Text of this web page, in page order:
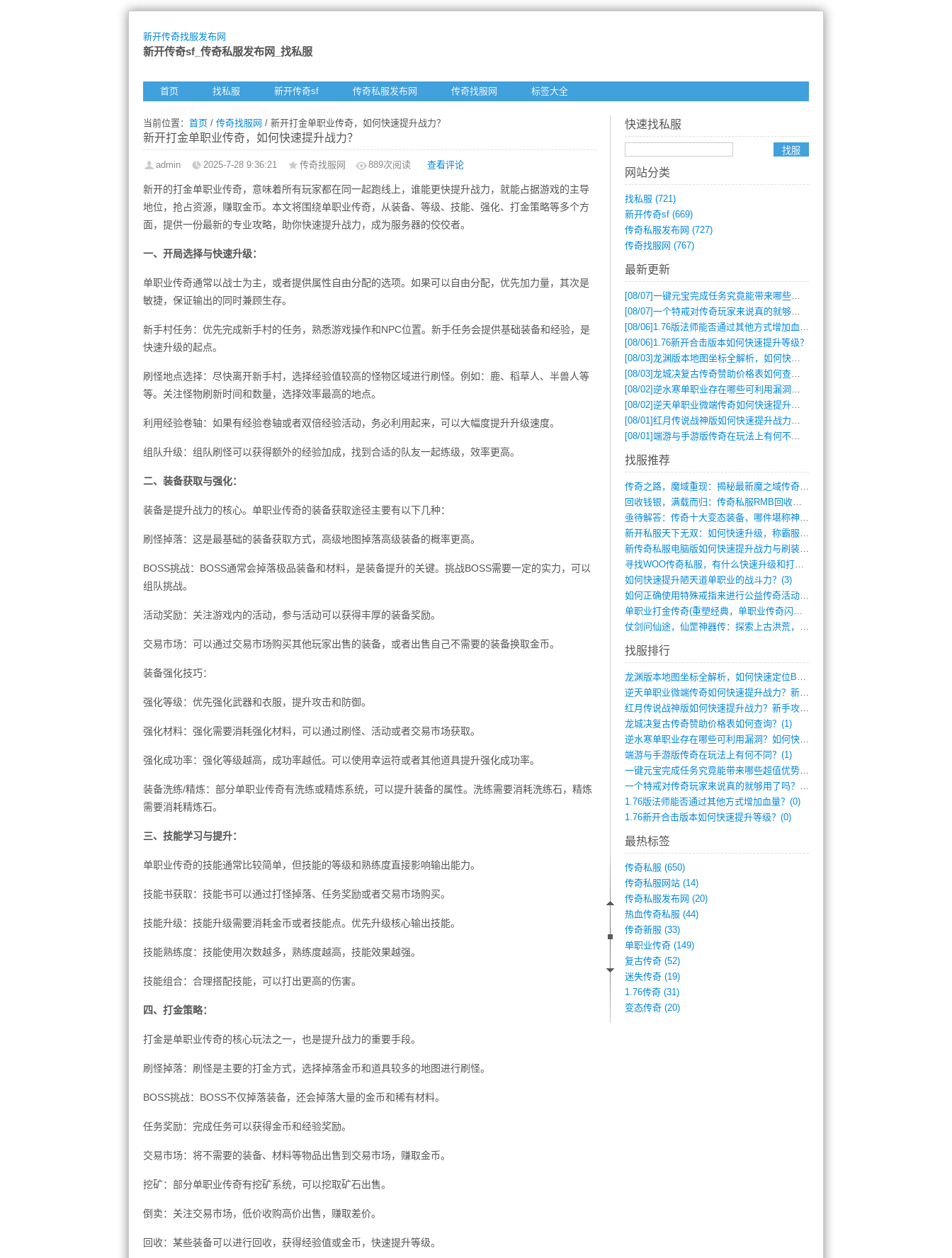
新开传奇找服发布网
新开传奇sf_传奇私服发布网_找私服
首页 找私服 新开传奇sf 传奇私服发布网 传奇找服网
标签大全
当前位置： 首页 / 传奇找服网 / 新开打金单职业传奇，如何快速提升战力？
新开打金单职业传奇，如何快速提升战力？
admin 2025-7-28 9:36:21 传奇找服网 889次阅读 查看评论
新开的打金单职业传奇，意味着所有玩家都在同一起跑线上，谁能更快提升战力，就能占据游戏的主导
地位，抢占资源，赚取金币。本文将围绕单职业传奇，从装备、等级、技能、强化、打金策略等多个方
面，提供一份最新的专业攻略，助你快速提升战力，成为服务器的佼佼者。
一、开局选择与快速升级：
单职业传奇通常以战士为主，或者提供属性自由分配的选项。如果可以自由分配，优先加力量，其次是
敏捷，保证输出的同时兼顾生存。
新手村任务：优先完成新手村的任务，熟悉游戏操作和NPC位置。新手任务会提供基础装备和经验，是
快速升级的起点。
刷怪地点选择：尽快离开新手村，选择经验值较高的怪物区域进行刷怪。例如：鹿、稻草人、半兽人等
等。关注怪物刷新时间和数量，选择效率最高的地点。
利用经验卷轴：如果有经验卷轴或者双倍经验活动，务必利用起来，可以大幅度提升升级速度。
组队升级：组队刷怪可以获得额外的经验加成，找到合适的队友一起练级，效率更高。
二、装备获取与强化：
装备是提升战力的核心。单职业传奇的装备获取途径主要有以下几种：
刷怪掉落：这是最基础的装备获取方式，高级地图掉落高级装备的概率更高。
BOSS挑战：BOSS通常会掉落极品装备和材料，是装备提升的关键。挑战BOSS需要一定的实力，可以
组队挑战。
活动奖励：关注游戏内的活动，参与活动可以获得丰厚的装备奖励。
交易市场：可以通过交易市场购买其他玩家出售的装备，或者出售自己不需要的装备换取金币。
装备强化技巧：
强化等级：优先强化武器和衣服，提升攻击和防御。
强化材料：强化需要消耗强化材料，可以通过刷怪、活动或者交易市场获取。
强化成功率：强化等级越高，成功率越低。可以使用幸运符或者其他道具提升强化成功率。
装备洗练/精炼：部分单职业传奇有洗练或精炼系统，可以提升装备的属性。洗练需要消耗洗练石，精炼
需要消耗精炼石。
三、技能学习与提升：
单职业传奇的技能通常比较简单，但技能的等级和熟练度直接影响输出能力。
技能书获取：技能书可以通过打怪掉落、任务奖励或者交易市场购买。
技能升级：技能升级需要消耗金币或者技能点。优先升级核心输出技能。
技能熟练度：技能使用次数越多，熟练度越高，技能效果越强。
技能组合：合理搭配技能，可以打出更高的伤害。
四、打金策略：
打金是单职业传奇的核心玩法之一，也是提升战力的重要手段。
刷怪掉落：刷怪是主要的打金方式，选择掉落金币和道具较多的地图进行刷怪。
BOSS挑战：BOSS不仅掉落装备，还会掉落大量的金币和稀有材料。
任务奖励：完成任务可以获得金币和经验奖励。
交易市场：将不需要的装备、材料等物品出售到交易市场，赚取金币。
挖矿：部分单职业传奇有挖矿系统，可以挖取矿石出售。
倒卖：关注交易市场，低价收购高价出售，赚取差价。
回收：某些装备可以进行回收，获得经验值或金币，快速提升等级。
快速找私服
网站分类
找私服 (721)
新开传奇sf (669)
传奇私服发布网 (727)
传奇找服网 (767)
最新更新
[08/07]一键元宝完成任务究竟能带来哪些超值优势？
[08/07]一个特戒对传奇玩家来说真的就够用了吗？
[08/06] 1.76版法师能否通过其他方式增加血量？
[08/06] 1.76新开合击版本如何快速提升等级？
[08/03]龙渊版本地图坐标全解析，如何快速定位BOSS位置？
[08/03]龙城决复古传奇赞助价格表如何查询？
[08/02]逆水寒单职业存在哪些可利用漏洞？如何快速提升战力？
[08/02]逆天单职业微端传奇如何快速提升战力？新手必看攻略
[08/01]红月传说战神版如何快速提升战力？新手攻略全解析？
[08/01]端游与手游版传奇在玩法上有何不同？
找服推荐
传奇之路，魔域重现：揭秘最新魔之域传奇攻(712)
回收钱银，满载而归：传奇私服RMB回收装(548)
亟待解答：传奇十大变态装备，哪件堪称神器(347)
新开私服天下无双：如何快速升级，称霸服务(681)
新传奇私服电脑版如何快速提升战力与刷装备(835)
寻找WOO传奇私服，有什么快速升级和打宝(864)
如何快速提升陋天道单职业的战斗力？(3)
如何正确使用特殊戒指来进行公益传奇活动？(10)
单职业打金传奇(重塑经典，单职业传奇闪耀(10)
仗剑问仙途，仙罡神器传：探索上古洪荒，揭(813)
找服排行
龙渊版本地图坐标全解析，如何快速定位BO(3)
逆天单职业微端传奇如何快速提升战力？新手(2)
红月传说战神版如何快速提升战力？新手攻略(2)
龙城决复古传奇赞助价格表如何查询？(1)
逆水寒单职业存在哪些可利用漏洞？如何快速(1)
端游与手游版传奇在玩法上有何不同？(1)
一键元宝完成任务究竟能带来哪些超值优势？(0)
一个特戒对传奇玩家来说真的就够用了吗？(0)
1.76版法师能否通过其他方式增加血量？(0)
1.76新开合击版本如何快速提升等级？(0)
最热标签
传奇私服 (650)
传奇私服网站 (14)
传奇私服发布网 (20)
热血传奇私服 (44)
传奇新服 (33)
单职业传奇 (149)
复古传奇 (52)
迷失传奇 (19)
1.76传奇 (31)
变态传奇 (20)